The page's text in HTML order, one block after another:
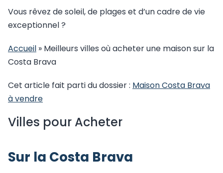
Vous rêvez de soleil, de plages et d’un cadre de vie
exceptionnel ?
Accueil » Meilleurs villes où acheter une maison sur la
Costa Brava
Cet article fait parti du dossier : Maison Costa Brava
à vendre
Villes pour Acheter
Sur la Costa Brava